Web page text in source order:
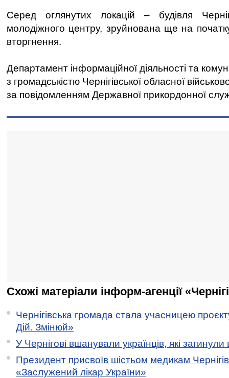
Серед оглянутих локацій – будівля
молодіжного центру, зруйнована ще на
вторгнення.
Департамент інформаційної діяльності та
з громадськістю Чернігівської обласної
за повідомленням Державної прикордонної
Схожі матеріали інформ-агенції
Чернігівська громада стала учасницею
Дій. Змінюй»
У Чернігові вшанували українців, які загинули
Президент присвоїв шістьом медикам
«Заслужений лікар України»